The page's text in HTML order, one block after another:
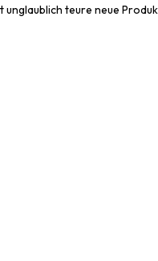
teure neue